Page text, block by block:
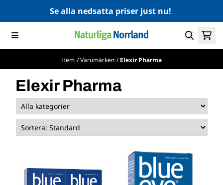
Hoppa till innehållSe alla nedsatta priser just nu!
Hem /Varumärken /Elexir Pharma
Elexir Pharma